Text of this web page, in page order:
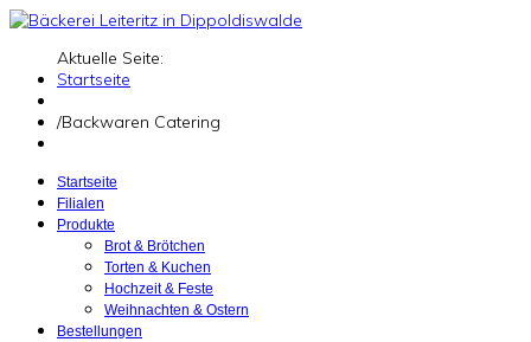
Aktuelle Seite:
Startseite
/Backwaren Catering
Startseite
Filialen
Produkte
Brot & Brötchen
Torten & Kuchen
Hochzeit & Feste
Weihnachten & Ostern
Bestellungen